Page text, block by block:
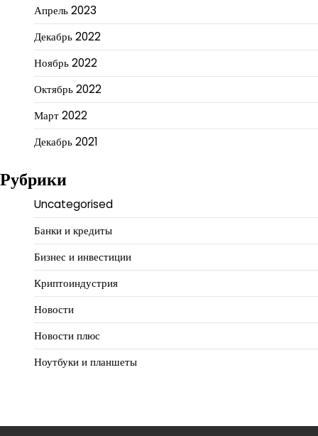
Апрель 2023
Декабрь 2022
Ноябрь 2022
Октябрь 2022
Март 2022
Декабрь 2021
Рубрики
Uncategorised
Банки и кредиты
Бизнес и инвестиции
Криптоиндустрия
Новости
Новости плюс
Ноутбуки и планшеты